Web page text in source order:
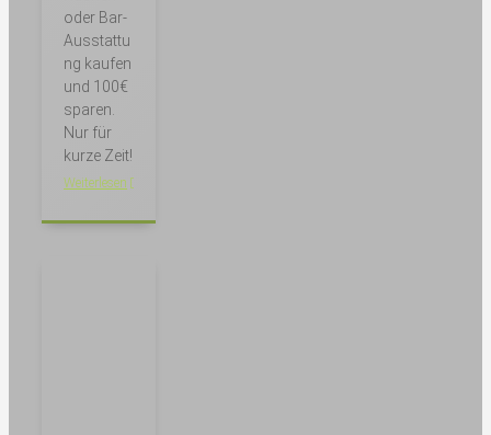
oder Bar-
Ausstattu
ng kaufen
und 100€
sparen.
Nur für
kurze Zeit!
Weiterlesen